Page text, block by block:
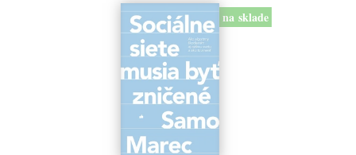
na sklade